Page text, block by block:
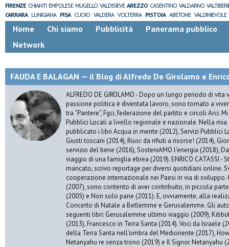
FIRENZE CHIANTI EMPOLESE MUGELLO VALDISIEVE AREZZO CASENTINO VALDARNO
CARRARA LUNIGIANA PISA CUOIO VALDERA VOLTERRA PISTOIA ABETONE VALDINIEVOLE
Home Chi siamo Pubblicità
Panorama pubblico
Network
FAUDA E BALAGAN — il Blog di Alfredo De Girolamo e
ALFREDO DE GIROLAMO - Dopo un lungo periodo di
passione politica è diventata lavoro, sono tornato a
tra “Pantere”, Fgci, federazione del partito e circoli Arci.
Pubblici Locali a livello regionale e nazionale. Nella
pubblicato i libri Acqua in mente (2012), Servizi Pubblici
Giusti toscani (2014), Riusi: da rifiuti a risorse! (2014),
servizio del bene (2016), SosteniAMO l'energia (2018),
viaggio di una famiglia ebrea (2019). ENRICO CATASSI -
mancato, scrivo reportage per diversi quotidiani online.
cooperazione internazionale nei Paesi in via di
(2007), sono contento di aver contribuito, in piccola
(2005) e Non solo pane (2011). E, ovviamente, alla
Concerto di Natale a Betlemme e Gerusalemme. Gli
seguenti libri: Gerusalemme ultimo viaggio (2009),
(2013), Francesco in Terra Santa (2014). Voci da Israele
della Terra Santa nell'ombra del Medioriente (2017),
Netanyahu re senza trono (2019) e Il Signor Netanyahu